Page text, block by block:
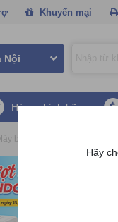
Khuyến mại
Hàng chính hãng
bó tiền Akio
Hãy